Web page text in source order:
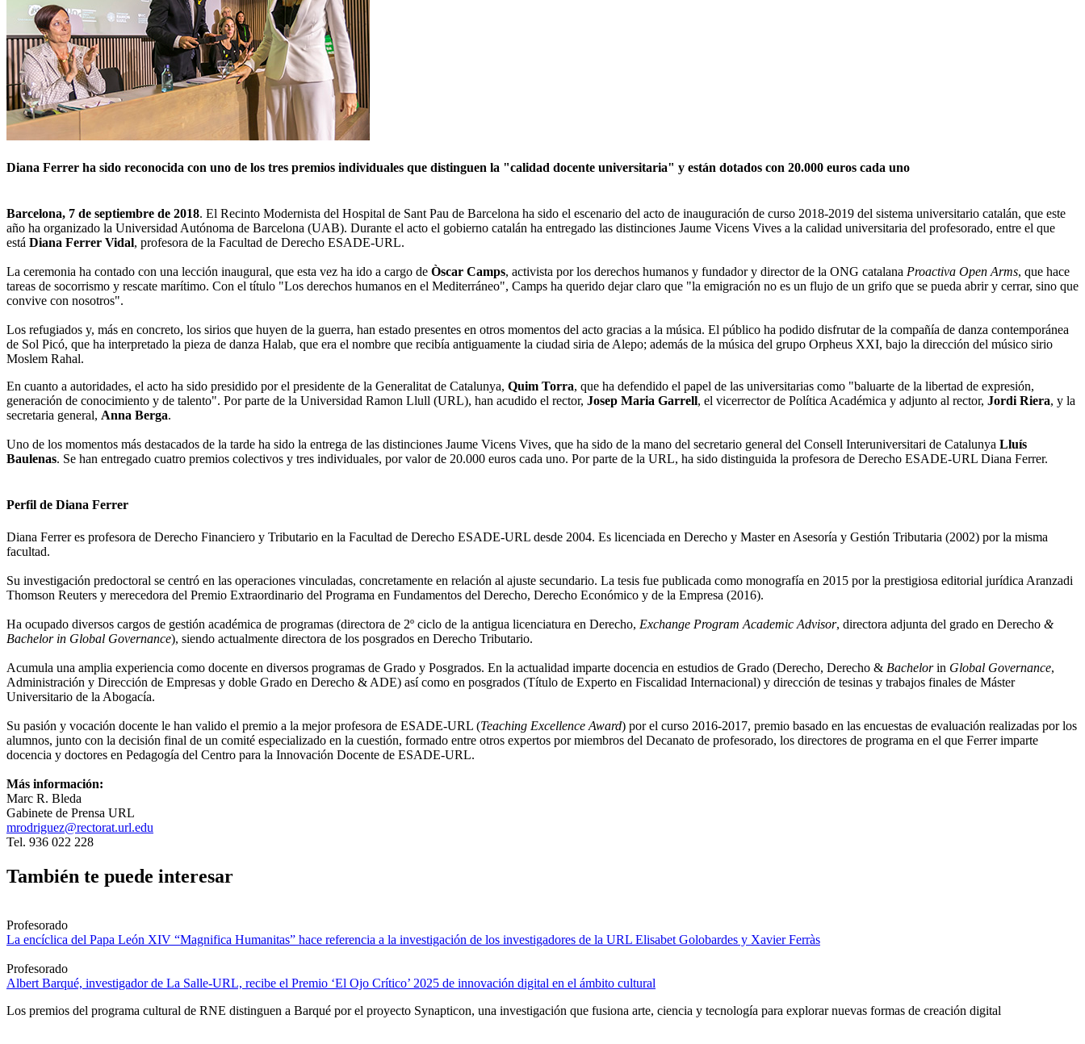
Diana Ferrer ha sido reconocida con uno de los tres premios individuales que distinguen la "calidad docente universitaria" y están dotados con 20.000 euros cada uno
Barcelona, 7 de septiembre de 2018. El Recinto Modernista del Hospital de Sant Pau de Barcelona ha sido el escenario del acto de inauguración de curso 2018-2019 del sistema universitario catalán, que este
año ha organizado la Universidad Autónoma de Barcelona (UAB). Durante el acto el gobierno catalán ha entregado las distinciones Jaume Vicens Vives a la calidad universitaria del profesorado, entre el que
está Diana Ferrer Vidal, profesora de la Facultad de Derecho ESADE-URL.
La ceremonia ha contado con una lección inaugural, que esta vez ha ido a cargo de Òscar Camps, activista por los derechos humanos y fundador y director de la ONG catalana Proactiva Open Arms, que hace
tareas de socorrismo y rescate marítimo. Con el título "Los derechos humanos en el Mediterráneo", Camps ha querido dejar claro que "la emigración no es un flujo de un grifo que se pueda abrir y cerrar, sino que
convive con nosotros".
Los refugiados y, más en concreto, los sirios que huyen de la guerra, han estado presentes en otros momentos del acto gracias a la música. El público ha podido disfrutar de la compañía de danza contemporánea
de Sol Picó, que ha interpretado la pieza de danza Halab, que era el nombre que recibía antiguamente la ciudad siria de Alepo; además de la música del grupo Orpheus XXI, bajo la dirección del músico sirio
Moslem Rahal.
En cuanto a autoridades, el acto ha sido presidido por el presidente de la Generalitat de Catalunya, Quim Torra, que ha defendido el papel de las universitarias como "baluarte de la libertad de expresión,
generación de conocimiento y de talento". Por parte de la Universidad Ramon Llull (URL), han acudido el rector, Josep Maria Garrell, el vicerrector de Política Académica y adjunto al rector, Jordi Riera, y la
secretaria general, Anna Berga.
Uno de los momentos más destacados de la tarde ha sido la entrega de las distinciones Jaume Vicens Vives, que ha sido de la mano del secretario general del Consell Interuniversitari de Catalunya Lluís
Baulenas. Se han entregado cuatro premios colectivos y tres individuales, por valor de 20.000 euros cada uno. Por parte de la URL, ha sido distinguida la profesora de Derecho ESADE-URL Diana Ferrer.
Perfil de Diana Ferrer
Diana Ferrer es profesora de Derecho Financiero y Tributario en la Facultad de Derecho ESADE-URL desde 2004. Es licenciada en Derecho y Master en Asesoría y Gestión Tributaria (2002) por la misma
facultad.
Su investigación predoctoral se centró en las operaciones vinculadas, concretamente en relación al ajuste secundario. La tesis fue publicada como monografía en 2015 por la prestigiosa editorial jurídica Aranzadi
Thomson Reuters y merecedora del Premio Extraordinario del Programa en Fundamentos del Derecho, Derecho Económico y de la Empresa (2016).
Ha ocupado diversos cargos de gestión académica de programas (directora de 2º ciclo de la antigua licenciatura en Derecho, Exchange Program Academic Advisor, directora adjunta del grado en Derecho &
Bachelor in Global Governance), siendo actualmente directora de los posgrados en Derecho Tributario.
Acumula una amplia experiencia como docente en diversos programas de Grado y Posgrados. En la actualidad imparte docencia en estudios de Grado (Derecho, Derecho & Bachelorin Global Governance,
Administración y Dirección de Empresas y doble Grado en Derecho & ADE) así como en posgrados (Título de Experto en Fiscalidad Internacional) y dirección de tesinas y trabajos finales de Máster
Universitario de la Abogacía.
Su pasión y vocación docente le han valido el premio a la mejor profesora de ESADE-URL (Teaching Excellence Award) por el curso 2016-2017, premio basado en las encuestas de evaluación realizadas por los
alumnos, junto con la decisión final de un comité especializado en la cuestión, formado entre otros expertos por miembros del Decanato de profesorado, los directores de programa en el que Ferrer imparte
docencia y doctores en Pedagogía del Centro para la Innovación Docente de ESADE-URL.
Más información:
Marc R. Bleda
Gabinete de Prensa URL
mrodriguez@rectorat.url.edu
Tel. 936 022 228
También te puede interesar
Profesorado
La encíclica del Papa León XIV “Magnifica Humanitas” hace referencia a la investigación de los investigadores de la URL Elisabet Golobardes y Xavier Ferràs
Profesorado
Albert Barqué, investigador de La Salle-URL, recibe el Premio ‘El Ojo Crítico’ 2025 de innovación digital en el ámbito cultural
Los premios del programa cultural de RNE distinguen a Barqué por el proyecto Synapticon, una investigación que fusiona arte, ciencia y tecnología para explorar nuevas formas de creación digital